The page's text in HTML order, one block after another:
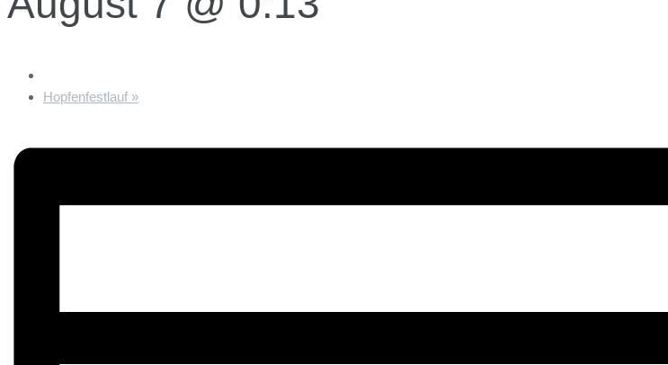
Hopfenfestlauf »